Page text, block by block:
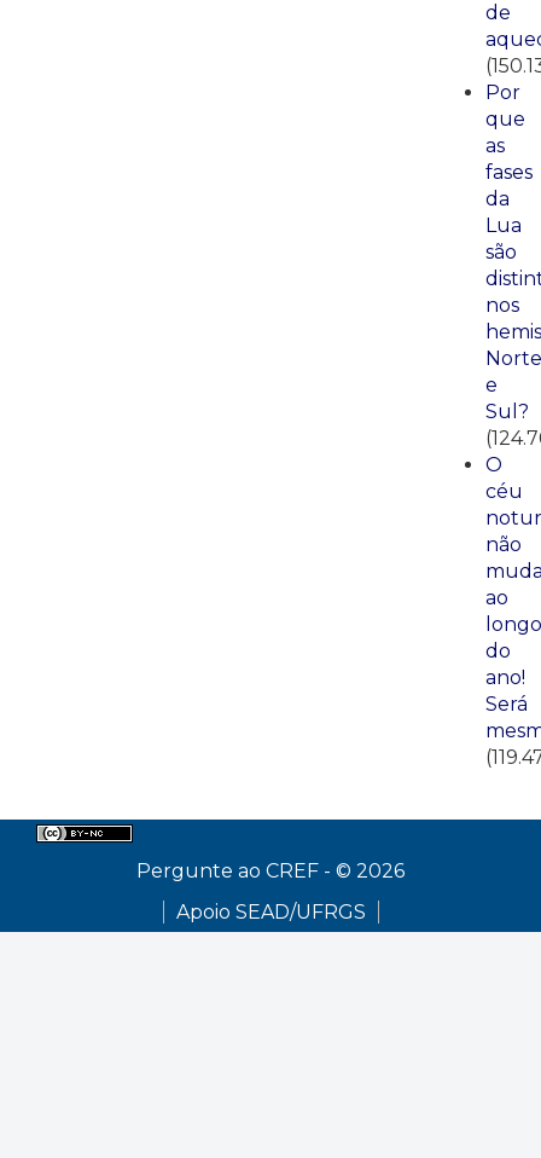
de
Por
que
as
fases
da
Lua
são
nos
Norte
e
Sul?
O
céu
não
ao
longo
do
ano!
Será
Pergunte ao CREF - © 2026
Apoio SEAD/UFRGS